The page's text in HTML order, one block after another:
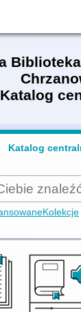
Katalog
Katalog
Kolekcje